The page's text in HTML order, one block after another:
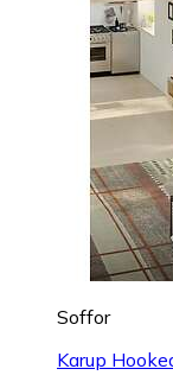
Soffor
Karup